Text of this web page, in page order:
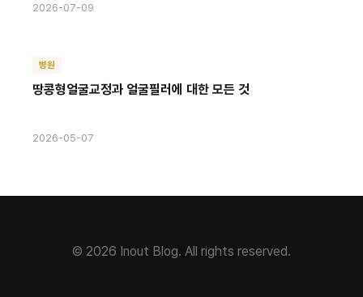
2026-07-09
병원
땅콩형얼굴교정과 얼굴필러에 대한 모든 것
2026-05-07
© 2026 Inout Blog. All rights reserved.